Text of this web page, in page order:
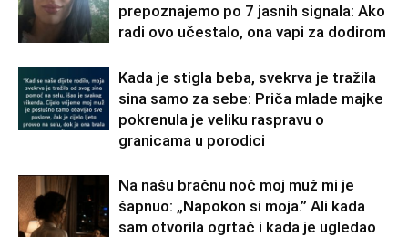
prepoznajemo po 7 jasnih signala: Ako
radi ovo učestalo, ona vapi za dodirom
Kada je stigla beba, svekrva je tražila
sina samo za sebe: Priča mlade majke
pokrenula je veliku raspravu o
granicama u porodici
Na našu bračnu noć moj muž mi je
šapnuo: „Napokon si moja.” Ali kada
sam otvorila ogrtač i kada je ugledao